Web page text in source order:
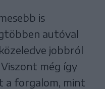
is
autóval
jobbról
még így
a forgalom, mint